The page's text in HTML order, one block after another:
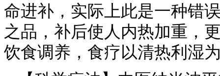
命进补，实际上此是一种错
之品，补后使人内热加重，
饮食调养，食疗以清热利湿